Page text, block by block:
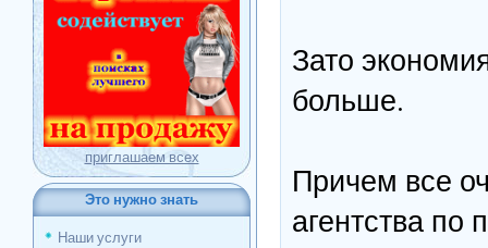
приглашаем всех
Это нужно знать
Наши услуги
Зато
больше.
Причем все
агентства по